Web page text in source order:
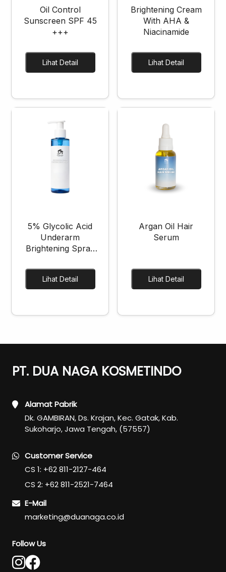
Oil Control
Sunscreen SPF 45
+++
Lihat Detail
Brightening Cream
With AHA &
Niacinamide
Lihat Detail
5% Glycolic Acid
Underarm
Brightening Spray
Lihat Detail
Argan Oil Hair
Serum
Lihat Detail
PT. DUA NAGA KOSMETINDO
Alamat Pabrik
Dk. GAMBIRAN, Ds. Krajan, Kec. Gatak, Kab.
Sukoharjo, Jawa Tengah, (57557)
Customer Service
CS 1: +62 811-2127-464
CS 2: +62 811-2521-7464
E-Mail
marketing@duanaga.co.id
Follow Us